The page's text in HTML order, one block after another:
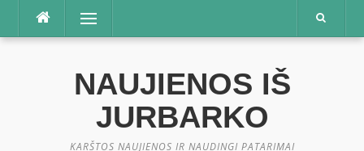
Praleisti
Meniu
NAUJIENOS IŠ
JURBARKO
KARŠTOS NAUJIENOS IR NAUDINGI PATARIMAI